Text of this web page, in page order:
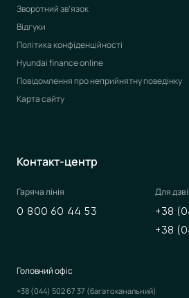
Зворотний зв’язок
Відгуки
Політика конфіденційності
Hyundai finance online
Повідомлення про неприйнятну поведінку
Карта сайту
Контакт-центр
Гаряча лінія
0 800 60 44 53
Для
+38
+38
Головний офіс
+38 (044) 502 67 37 (багатоканальний)